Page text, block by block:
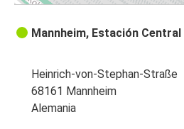
Mannheim, Estación
Heinrich-von-Stephan-Straße
68161 Mannheim
Alemania